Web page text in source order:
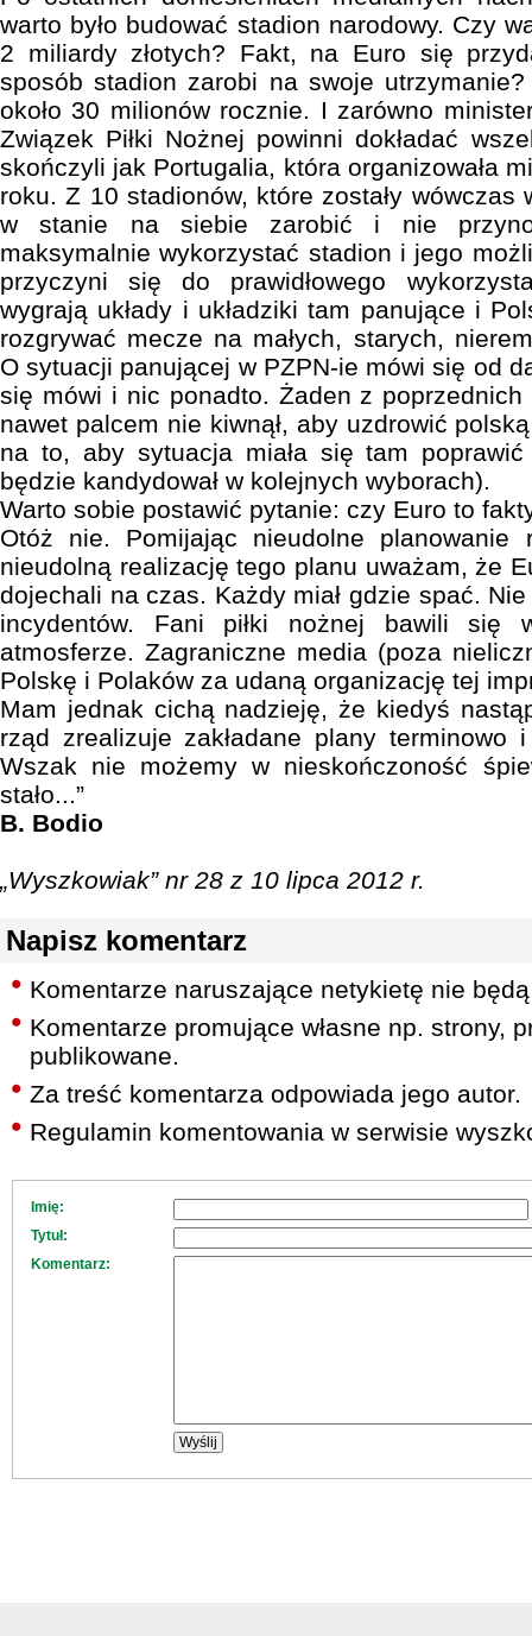
warto było budować stadion narodowy. Czy
2 miliardy złotych? Fakt, na Euro się
sposób stadion zarobi na swoje
około 30 milionów rocznie. I zarówno
Związek Piłki Nożnej powinni dokładać
skończyli jak Portugalia, która organizowała
roku. Z 10 stadionów, które zostały wówczas
w stanie na siebie zarobić i nie
maksymalnie wykorzystać stadion i jego
przyczyni się do prawidłowego
wygrają układy i układziki tam panujące i
rozgrywać mecze na małych, starych,
O sytuacji panującej w PZPN-ie mówi się od
się mówi i nic ponadto. Żaden z
nawet palcem nie kiwnął, aby uzdrowić
na to, aby sytuacja miała się tam poprawić
będzie kandydował w kolejnych wyborach).
Warto sobie postawić pytanie: czy Euro to
Otóż nie. Pomijając nieudolne
nieudolną realizację tego planu uważam, że
dojechali na czas. Każdy miał gdzie spać.
incydentów. Fani piłki nożnej bawili się
atmosferze. Zagraniczne media (poza
Polskę i Polaków za udaną organizację tej
Mam jednak cichą nadzieję, że kiedyś
rząd zrealizuje zakładane plany terminowo
Wszak nie możemy w nieskończoność
stało...”
B. Bodio
„Wyszkowiak” nr 28 z 10 lipca 2012 r.
Napisz komentarz
Komentarze naruszające netykietę nie
Komentarze promujące własne np. strony,
publikowane.
Za treść komentarza odpowiada jego autor.
Regulamin komentowania w serwisie
Imię:
Tytuł:
Komentarz: